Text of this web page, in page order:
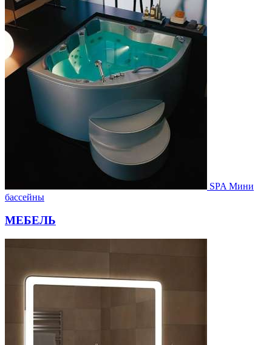
SPA Мини
бассейны
МЕБЕЛЬ